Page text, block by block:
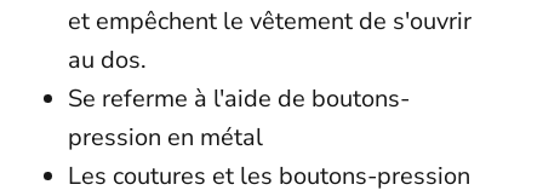
et empêchent le vêtement de s'ouvrir
au dos.
Se referme à l'aide de boutons-
pression en métal
Les coutures et les boutons-pression